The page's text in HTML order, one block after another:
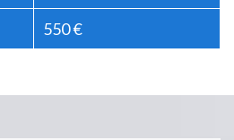
550 €